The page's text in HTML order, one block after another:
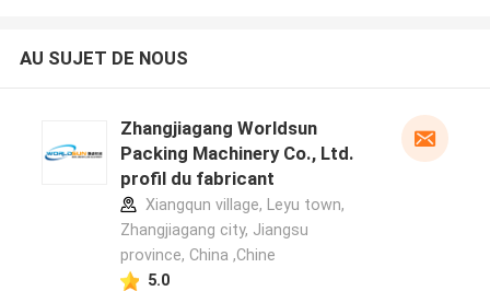
AU SUJET DE NOUS
Zhangjiagang Worldsun
Packing Machinery Co., Ltd.
profil du fabricant
Xiangqun village, Leyu town,
Zhangjiagang city, Jiangsu
province, China ,Chine
5.0